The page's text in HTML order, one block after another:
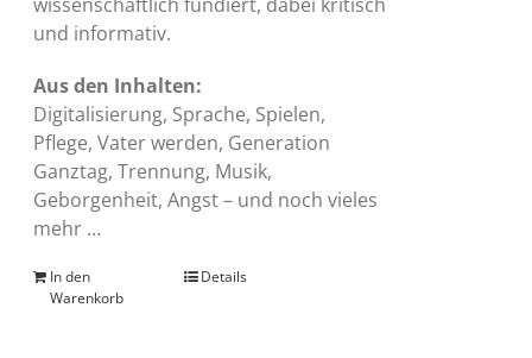
und informativ.
Aus den Inhalten:
Digitalisierung, Sprache, Spielen,
Pflege, Vater werden, Generation
Ganztag, Trennung, Musik,
Geborgenheit, Angst – und noch vieles
mehr …
In den
Warenkorb
Details